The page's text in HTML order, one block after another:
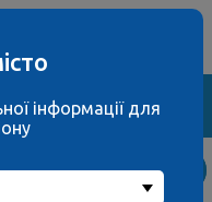
Знайти
інформації для